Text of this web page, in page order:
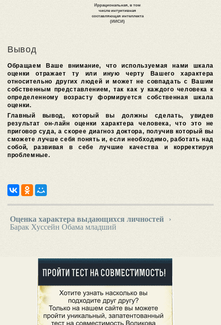
Вывод
Обращаем Ваше внимание, что используемая нами шкала
оценки отражает ту или иную черту Вашего характера
относительно других людей и может не совпадать с Вашим
собственным представлением, так как у каждого человека к
определенному возрасту формируется собственная шкала
оценки.
Главный вывод, который вы должны сделать, увидев
результат он-лайн оценки характера человека, что это не
приговор суда, а скорее диагноз доктора, получив который вы
сможете лучше себя понять и, если необходимо, работать над
собой, развивая в себе лучшие качества и корректируя
проблемные.
Оценка характера выдающихся личностей
›
Барак Хуссейн Обама младший